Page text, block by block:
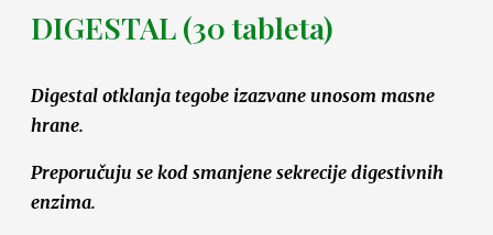
DIGESTAL (30 tableta)
Digestal otklanja tegobe izazvane unosom masne
hrane.
Preporučuju se kod smanjene sekrecije digestivnih
enzima.